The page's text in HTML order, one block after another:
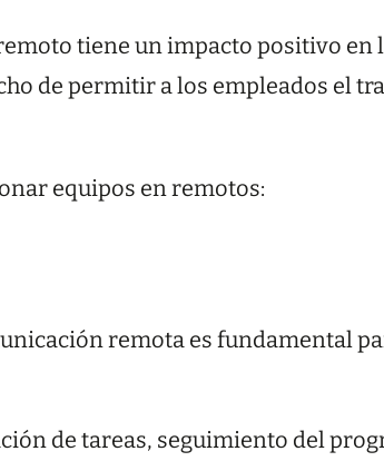
tiene un impacto positivo en
de permitir a los empleados el
equipos en remotos:
remota es fundamental
de tareas, seguimiento del